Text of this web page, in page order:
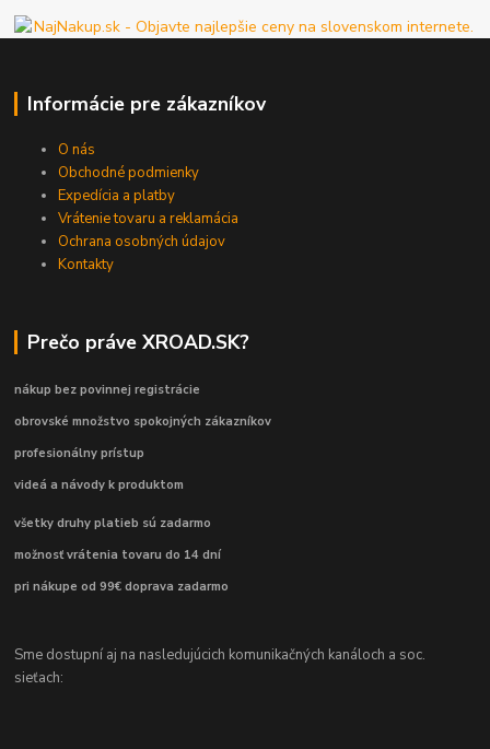
Informácie pre zákazníkov
O nás
Obchodné podmienky
Expedícia a platby
Vrátenie tovaru a reklamácia
Ochrana osobných údajov
Kontakty
Prečo práve XROAD.SK?
nákup bez povinnej registrácie
obrovské množstvo spokojných zákazníkov
profesionálny prístup
videá a návody k produktom
všetky druhy platieb sú zadarmo
možnosť vrátenia tovaru do 14 dní
pri nákupe od 99€ doprava zadarmo
Sme dostupní aj na nasledujúcich komunikačných kanáloch a soc.
sieťach: